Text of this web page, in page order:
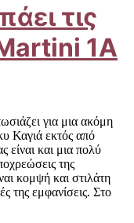
τις
1A
για μια ακόμη
Καγιά εκτός από
είναι και μια πολύ
της
κομψή και στιλάτη
της εμφανίσεις. Στο